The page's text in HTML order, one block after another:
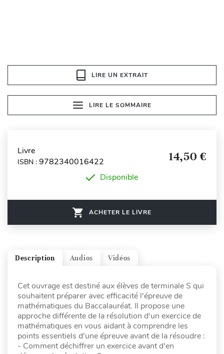
LIRE UN EXTRAIT
LIRE LE SOMMAIRE
Livre
ISBN : 9782340016422 14,50 €
Disponible
ACHETER LE LIVRE
Vidéos
Audios
Description
Cet ouvrage est destiné aux élèves de terminale S qui
souhaitent préparer avec efficacité l'épreuve de
mathématiques du Baccalauréat. Il propose une
approche différente de la résolution d'un exercice de
mathématiques en vous aidant à comprendre les
points essentiels d'une épreuve avant de la résoudre :
- Comment déchiffrer un exercice avant d'en